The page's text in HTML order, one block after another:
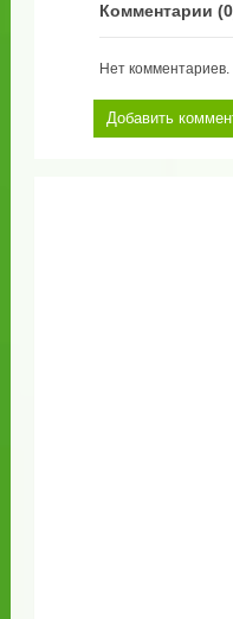
Комментарии (0
Нет
Добавить